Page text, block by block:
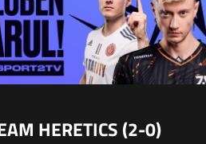
HERETICS (2-0)